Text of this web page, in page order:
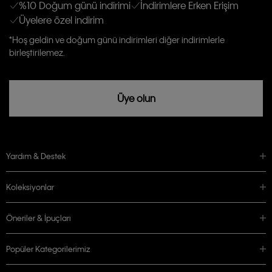
Aydınlatma Metni’niokuduğumu kabul ediyorum.
Calvin Klein tarafından kişisel verilerimin yurtdışına aktarılmasına açık
rızam vardır
%10 Doğum günü indirimi
İndirimlere Erken Erişim
Üyelere özel indirim
*Hoş geldin ve doğum günü indirimleri diğer indirimlerle
birleştirilemez.
Üye olun
Yardım & Destek
Koleksiyonlar
Öneriler & İpuçları
Popüler Kategorilerimiz